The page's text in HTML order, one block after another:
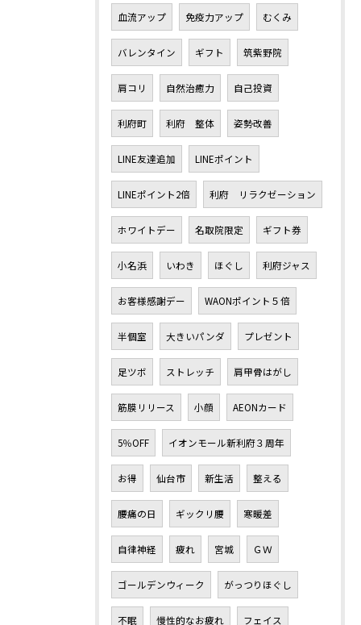
血流アップ 免疫力アップ むくみ
バレンタイン ギフト 筑紫野院
肩コリ 自然治癒力 自己投資
利府町 利府 整体 姿勢改善
LINE友達追加 LINEポイント
LINEポイント2倍 利府 リラクゼーション
ホワイトデー 名取院限定 ギフト券
小名浜 いわき ほぐし 利府ジャス
お客様感謝デー WAONポイント５倍
半個室 大きいパンダ プレゼント
足ツボ ストレッチ 肩甲骨はがし
筋膜リリース 小顔 AEONカード
5％OFF イオンモール新利府３周年
お得 仙台市 新生活 整える
腰痛の日 ギックリ腰 寒暖差
自律神経 疲れ 宮城 ＧＷ
ゴールデンウィーク がっつりほぐし
不眠 慢性的なお疲れ フェイス